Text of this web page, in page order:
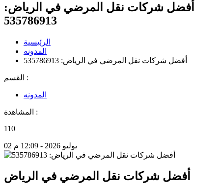
أفضل شركات نقل المرضي في الرياض:
535786913
الرئيسية
المدونه
أفضل شركات نقل المرضي في الرياض: 535786913
القسم :
المدونه
المشاهدة :
110
02 يوليو 2026 - 12:09 م
أفضل شركات نقل المرضي في الرياض